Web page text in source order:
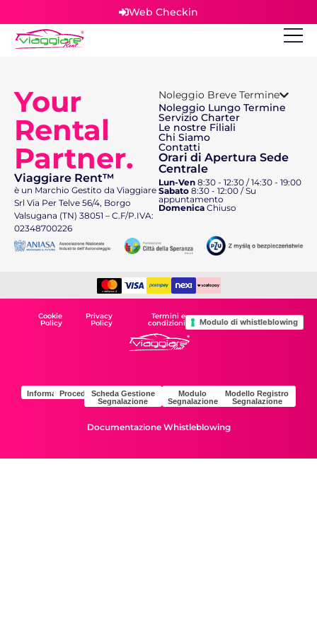
Web Checkin
Your
Rental
Partner.
Viaggiare Rent™
è un Marchio Gestito da Viaggiare
Srl Via Per Telve 56/4, Borgo
Valsugana (TN) 38051 – C.F/P.IVA:
02348700226
Noleggio Breve Termine
Noleggio Lungo Termine
Servizio Charter
Le nostre Filiali
Chi Siamo
Contatti
Orari di Apertura Sede
Centrale
Lun-Ven 8:30 - 12:30 / 14:30 - 19:00
Sabato 8:30 - 12:00 / Su
appuntamento
Domenica Chiuso
Cookie
Policy
Privacy
Policy
Termini e
condizioni Modulo di whistleblowing
Documentazione Whistleblowing
InformativaProceduraScheda Gestione
Segnalazione
Modulo
Segnalazione
Modello Registro
Segnalazione